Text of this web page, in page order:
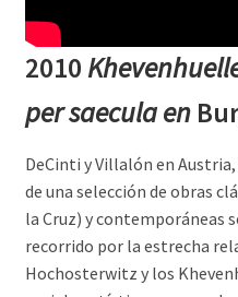
2010
per saecula en
DeCinti y Villalón en
de una selección de obras
la Cruz) y contemporáneas
recorrido por la estrecha
Hochosterwitz y los